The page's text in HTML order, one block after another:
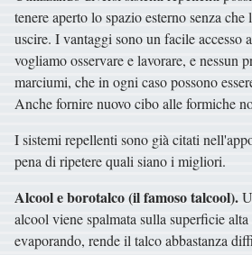
tenere aperto lo spazio esterno senza
uscire. I vantaggi sono un facile accesso
vogliamo osservare e lavorare, e nessun
marciumi, che in ogni caso possono
Anche fornire nuovo cibo alle formiche
I sistemi repellenti sono già citati
pena di ripetere quali siano i migliori.
Alcool e borotalco (il famoso talcool).
alcool viene spalmata sulla superficie
evaporando, rende il talco abbastanza